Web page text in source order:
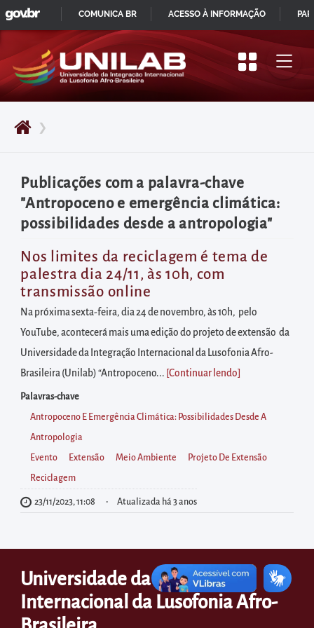
Pular
para
início
do
principal
Acessar
diretamente
o
menu
principal
Acessar
diretamente
à
área
para
realizar
buscas
internas
Acessar
diretamente
as
informações
rodapé
❯
Publicações com a palavra-chave
"Antropoceno e emergência climática:
possibilidades desde a antropologia"
Nos limites da reciclagem é tema de
palestra dia 24/11, às 10h, com
transmissão online
Na próxima sexta-feira, dia 24 de novembro, às 10h, pelo
YouTube, acontecerá mais uma edição do projeto de extensão da
Universidade da Integração Internacional da Lusofonia Afro-
Brasileira (Unilab) “Antropoceno... [Continuar lendo
Palavras-chave
Antropoceno E Emergência Climática: Possibilidades Desde A
Antropologia
Evento Extensão Meio Ambiente Projeto De Extensão
Reciclagem
23/11/2023, 11:08 Atualizada há 3 anos
Universidade da Integração
Internacional da Lusofonia Afro-
IR
PARA
CONTEÚDO
GOVBR
COMUNICA BR ACESSO À INFORMAÇÃO